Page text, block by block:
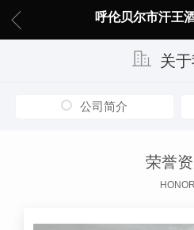
呼伦贝尔市汗王
关
公司简介
荣誉
HONOR